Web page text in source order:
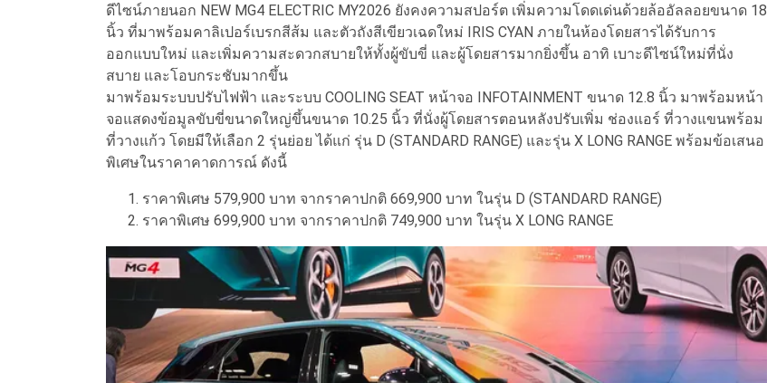
ดีไซน์ภายนอก NEW MG4 ELECTRIC MY2026 ยังคงความสปอร์ต เพิ่มความโดดเด่นด้วยล้ออัลลอยขนาด 18
นิ้ว ที่มาพร้อมคาลิเปอร์เบรกสีส้ม และตัวถังสีเขียวเฉดใหม่ IRIS CYAN ภายในห้องโดยสารได้รับการ
ออกแบบใหม่ และเพิ่มความสะดวกสบายให้ทั้งผู้ขับขี่ และผู้โดยสารมากยิ่งขึ้น อาทิ เบาะดีไซน์ใหม่ที่นั่ง
สบาย และโอบกระชับมากขึ้น
มาพร้อมระบบปรับไฟฟ้า และระบบ COOLING SEAT หน้าจอ INFOTAINMENT ขนาด 12.8 นิ้ว มาพร้อมหน้า
จอแสดงข้อมูลขับขี่ขนาดใหญ่ขึ้นขนาด 10.25 นิ้ว ที่นั่งผู้โดยสารตอนหลังปรับเพิ่ม ช่องแอร์ ที่วางแขนพร้อม
ที่วางแก้ว โดยมีให้เลือก 2 รุ่นย่อย ได้แก่ รุ่น D (STANDARD RANGE) และรุ่น X LONG RANGE พร้อมข้อเสนอ
พิเศษในราคาคาดการณ์ ดังนี้
ราคาพิเศษ 579,900 บาท จากราคาปกติ 669,900 บาท ในรุ่น D (STANDARD RANGE)
ราคาพิเศษ 699,900 บาท จากราคาปกติ 749,900 บาท ในรุ่น X LONG RANGE